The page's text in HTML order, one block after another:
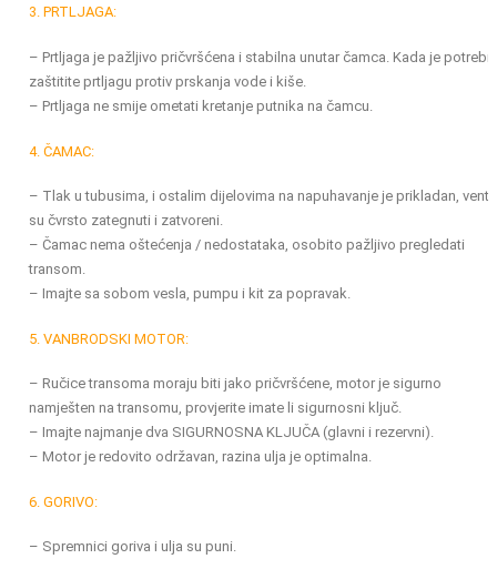
3. PRTLJAGA:
– Prtljaga je pažljivo pričvršćena i stabilna unutar čamca. Kada je
zaštitite prtljagu protiv prskanja vode i kiše.
– Prtljaga ne smije ometati kretanje putnika na čamcu.
4. ČAMAC:
– Tlak u tubusima, i ostalim dijelovima na napuhavanje je prikladan,
su čvrsto zategnuti i zatvoreni.
– Čamac nema oštećenja / nedostataka, osobito pažljivo pregledati
transom.
– Imajte sa sobom vesla, pumpu i kit za popravak.
5. VANBRODSKI MOTOR:
– Ručice transoma moraju biti jako pričvršćene, motor je sigurno
namješten na transomu, provjerite imate li sigurnosni ključ.
– Imajte najmanje dva SIGURNOSNA KLJUČA (glavni i rezervni).
– Motor je redovito održavan, razina ulja je optimalna.
6. GORIVO:
– Spremnici goriva i ulja su puni.